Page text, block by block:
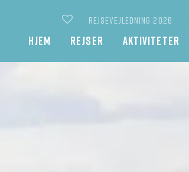
REJSEVEJLEDNING 2026
MainHJEM REJSER AKTIVITETER